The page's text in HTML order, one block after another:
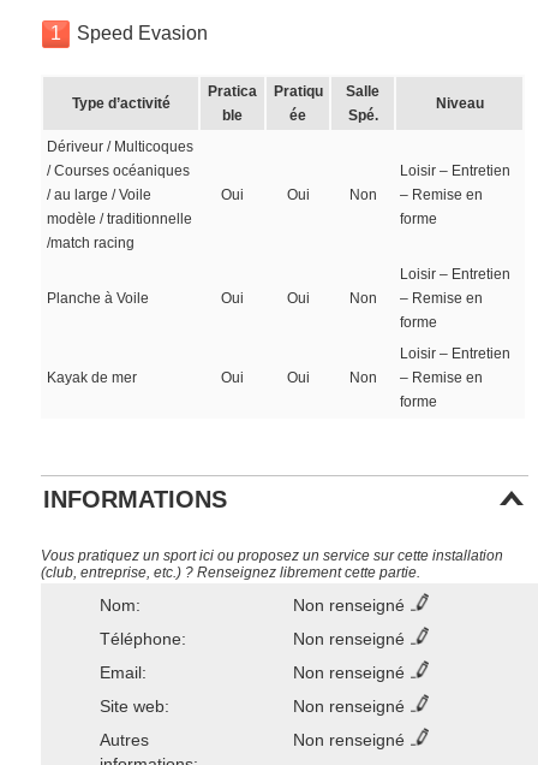
1 Speed Evasion
Type d’activité
Pratica
ble
Pratiqu
ée
Salle
Spé.
Niveau
Dériveur / Multicoques
/ Courses océaniques
/ au large / Voile
modèle / traditionnelle
/match racing
Oui Oui Non
Loisir – Entretien
– Remise en
forme
Planche à Voile Oui Oui Non
Loisir – Entretien
– Remise en
forme
Kayak de mer Oui Oui Non
Loisir – Entretien
– Remise en
forme
INFORMATIONS
Vous pratiquez un sport ici ou proposez un service sur cette installation
(club, entreprise, etc.) ? Renseignez librement cette partie.
Nom:
Non renseigné
Téléphone:
Non renseigné
Email:
Non renseigné
Site web:
Non renseigné
Autres
Non renseigné